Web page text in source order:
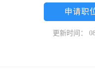
申请职
更新时间：